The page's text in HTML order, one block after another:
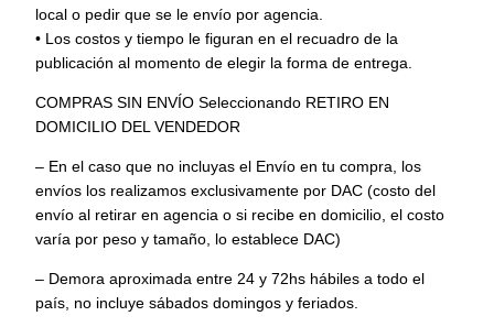
local o pedir que se le envío por agencia.
• Los costos y tiempo le figuran en el recuadro de la
publicación al momento de elegir la forma de entrega.
COMPRAS SIN ENVÍO Seleccionando RETIRO EN
DOMICILIO DEL VENDEDOR
– En el caso que no incluyas el Envío en tu compra, los
envíos los realizamos exclusivamente por DAC (costo del
envío al retirar en agencia o si recibe en domicilio, el costo
varía por peso y tamaño, lo establece DAC)
– Demora aproximada entre 24 y 72hs hábiles a todo el
país, no incluye sábados domingos y feriados.